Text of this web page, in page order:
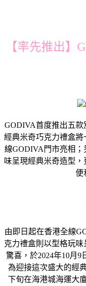
【率先推出】
GODIVA首度推出五
經典米奇巧克力禮盒
線GODIVA門市亮相
味呈現經典米奇造型
便
由即日起在香港全線
克力禮盒則以型格玩味
驚喜，於2024年10月 9
為迎接這次盛大的經
下旬在海港城海運大